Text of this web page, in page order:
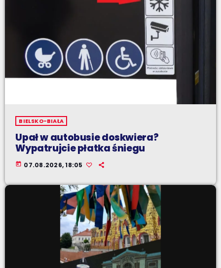
BIELSKO-BIAŁA
Upał w autobusie doskwiera?
Wypatrujcie płatka śniegu
today 07.08.2026, 18:05